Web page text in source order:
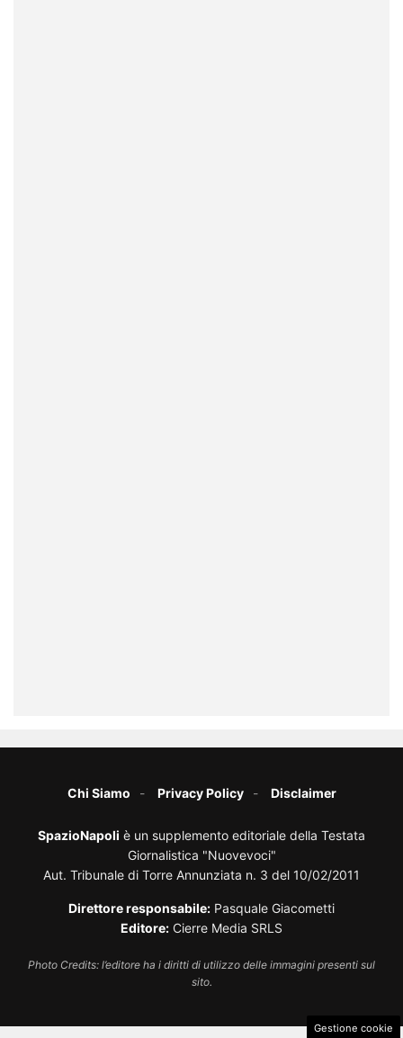
Chi Siamo Privacy Policy Disclaimer
SpazioNapoli è un supplemento editoriale della Testata
Giornalistica "Nuovevoci"
Aut. Tribunale di Torre Annunziata n. 3 del 10/02/2011
Direttore responsabile: Pasquale Giacometti
Editore: Cierre Media SRLS
Photo Credits: l’editore ha i diritti di utilizzo delle immagini presenti sul
sito.
Gestione cookie